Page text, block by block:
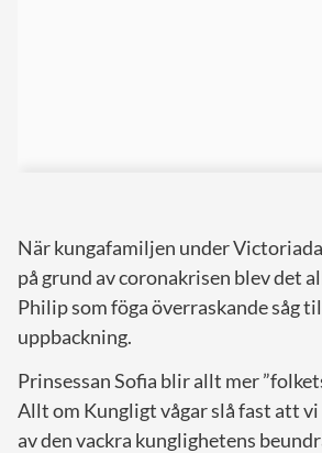
När kungafamiljen under
på grund av coronakrisen blev det
Philip som föga överraskande såg
uppbackning.
Prinsessan Sofia blir allt mer
Allt om Kungligt vågar slå fast att vi
av den vackra kunglighetens